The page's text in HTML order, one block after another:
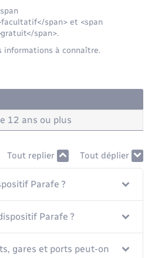
- Emploi
span> et <span
span>.
informations à connaître.
12 ans ou plus
Tout replier Tout déplier
Parafe ?
Parafe ?
gares et ports peut-on